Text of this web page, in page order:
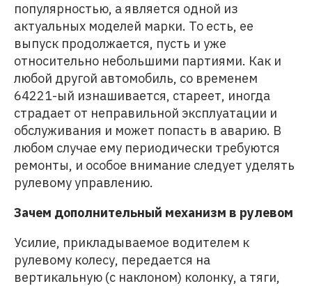
популярностью, а является одной из
актуальных моделей марки. То есть, ее
выпуск продолжается, пусть и уже
относительно небольшими партиями. Как и
любой другой автомобиль, со временем
64221-ый изнашивается, стареет, иногда
страдает от неправильной эксплуатации и
обслуживания и может попасть в аварию. В
любом случае ему периодически требуются
ремонты, и особое внимание следует уделять
рулевому управлению.
Зачем дополнительный механизм в рулевом
Усилие, прикладываемое водителем к
рулевому колесу, передается на
вертикальную (с наклоном) колонку, а тяги,